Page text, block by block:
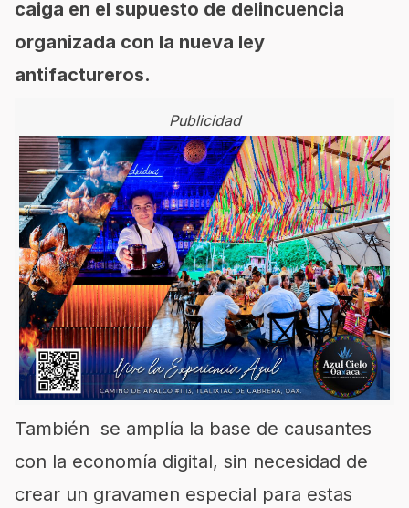
caiga en el supuesto de delincuencia
organizada con la nueva ley
antifactureros.
Publicidad
También se amplía la base de causantes
con la economía digital, sin necesidad de
crear un gravamen especial para estas